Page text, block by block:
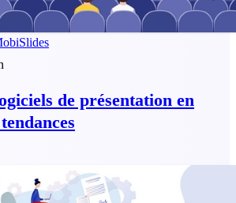
de présentation en